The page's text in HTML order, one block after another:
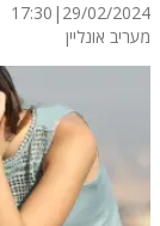
29/02/2024
|
17:30
מעריב אונליין